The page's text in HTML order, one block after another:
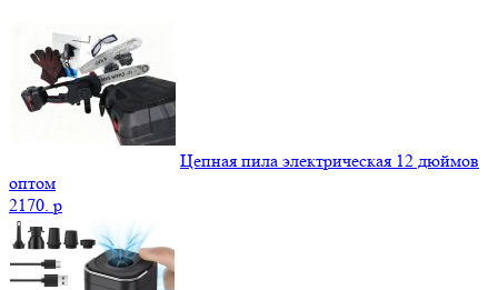
Цепная пила электрическая 12 дюймов
оптом
2170. p